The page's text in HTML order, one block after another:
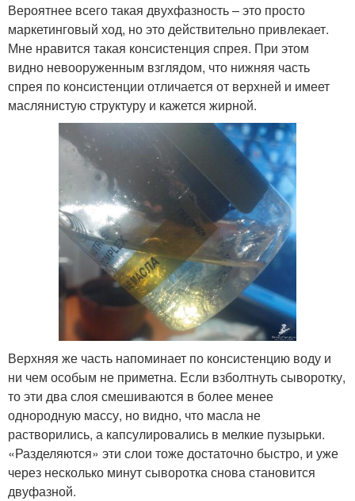
Вероятнее всего такая двухфазность – это просто
маркетинговый ход, но это действительно привлекает.
Мне нравится такая консистенция спрея. При этом
видно невооруженным взглядом, что нижняя часть
спрея по консистенции отличается от верхней и имеет
маслянистую структуру и кажется жирной.
Верхняя же часть напоминает по консистенцию воду и
ни чем особым не приметна. Если взболтнуть сыворотку,
то эти два слоя смешиваются в более менее
однородную массу, но видно, что масла не
растворились, а капсулировались в мелкие пузырьки.
«Разделяются» эти слои тоже достаточно быстро, и уже
через несколько минут сыворотка снова становится
двуфазной.